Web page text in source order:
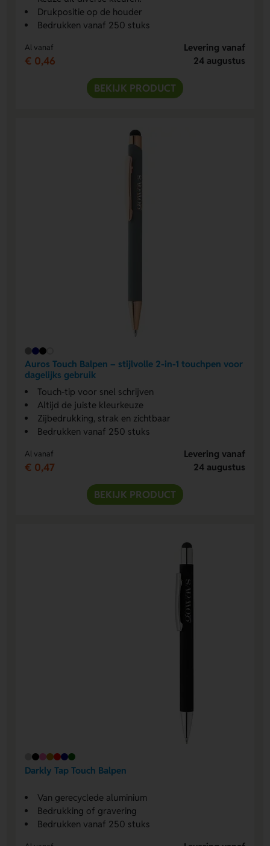
Drukpositie op de houder
Bedrukken vanaf 250 stuks
Al vanaf
€ 0,46
Levering vanaf
24 augustus
BEKIJK PRODUCT
Auros Touch Balpen – stijlvolle 2-in-1 touchpen voor
dagelijks gebruik
Touch-tip voor snel schrijven
Altijd de juiste kleurkeuze
Zijbedrukking, strak en zichtbaar
Bedrukken vanaf 250 stuks
Al vanaf
€ 0,47
Levering vanaf
24 augustus
BEKIJK PRODUCT
Darkly Tap Touch Balpen
Van gerecyclede aluminium
Bedrukking of gravering
Bedrukken vanaf 250 stuks